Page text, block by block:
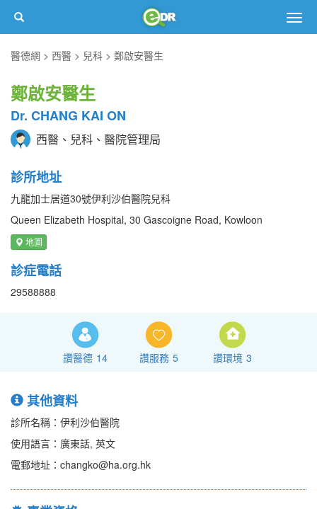
醫德網
西醫 兒科 鄭啟安醫生
鄭啟安醫生
Dr. CHANG KAI ON
西醫、兒科、醫院管理局
診所地址
九龍加士居道30號伊利沙伯醫院兒科
Queen Elizabeth Hospital, 30 Gascoigne Road, Kowloon
地圖
診症電話
29588888
讚醫德 14 讚服務 5 讚環境 3
其他資料
診所名稱：伊利沙伯醫院
使用語言：廣東話, 英文
電郵地址：changko@ha.org.hk